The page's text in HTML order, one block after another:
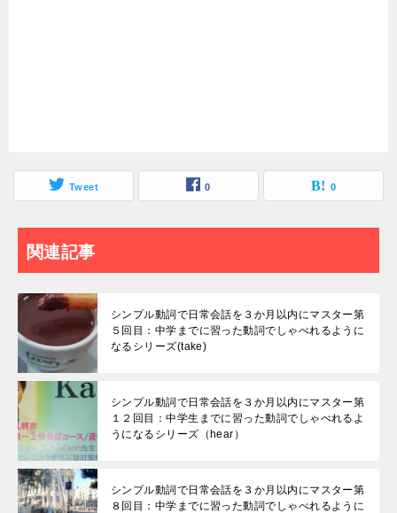
Tweet 0 0
関連記事
シンプル動詞で日常会話を３か月以内にマスター第
５回目：中学までに習った動詞でしゃべれるように
なるシリーズ(take)
シンプル動詞で日常会話を３か月以内にマスター第
１２回目：中学生までに習った動詞でしゃべれるよ
うになるシリーズ（hear）
シンプル動詞で日常会話を３か月以内にマスター第
８回目：中学までに習った動詞でしゃべれるように